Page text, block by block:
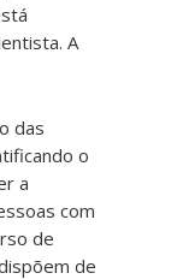
A
das
o
a
com
de
de